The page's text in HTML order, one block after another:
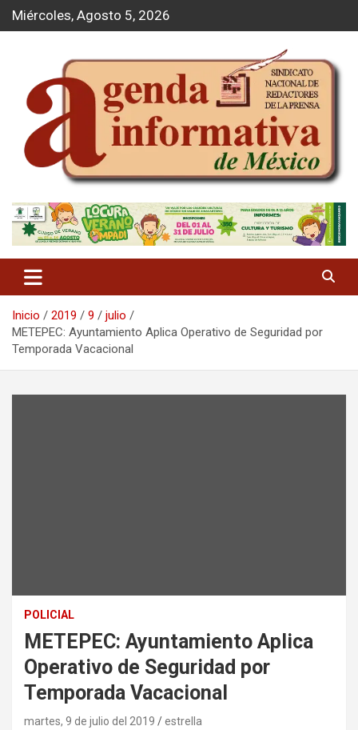
d
Miércoles, Agosto 5, 2026
Agenda Informativa
Inicio 2019 9
julio
METEPEC: Ayuntamiento Aplica Operativo de Seguridad por
Temporada Vacacional
POLICIAL
METEPEC: Ayuntamiento Aplica
Operativo de Seguridad por
Temporada Vacacional
martes, 9 de julio del 2019 estrella